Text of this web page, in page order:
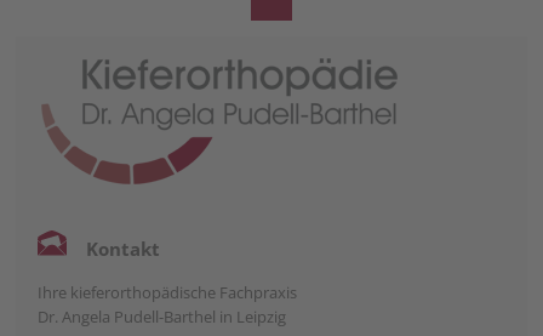
Kontakt
Ihre kieferorthopädische Fachpraxis
Dr. Angela Pudell-Barthel in Leipzig